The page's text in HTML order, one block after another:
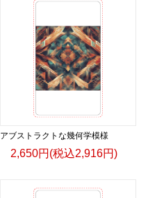
アブストラクトな幾何学模様
2,650円(税込2,916円)